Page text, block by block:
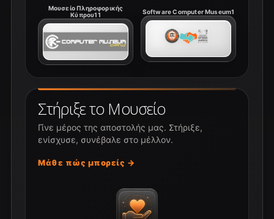
Μουσείο Πληροφορικής
Κύπρου11
Software Computer Museum1
Στήριξε το Μουσείο
Γίνε μέρος της αποστολής μας. Στήριξε,
ενίσχυσε, συνέβαλε στο μέλλον.
Μάθε πώς μπορείς →